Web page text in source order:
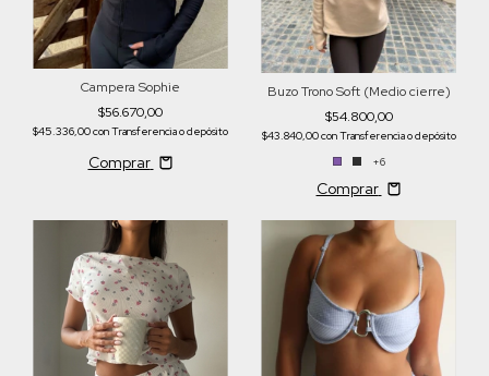
Campera Sophie
$56.670,00
$45.336,00conTransferencia o depósito
Comprar
Buzo Trono Soft (Medio cierre)
$54.800,00
$43.840,00conTransferencia o depósito
+6
Comprar